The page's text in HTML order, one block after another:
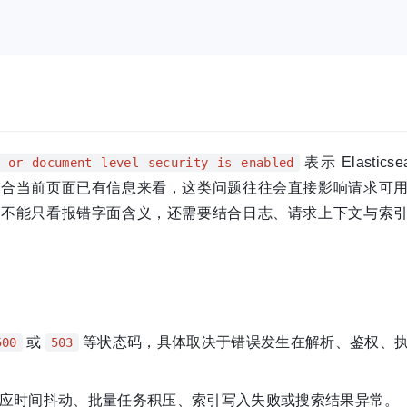
document level security is enabled
表示
当前页面已有信息来看，这类问题往往会直接影响请求可
能只看报错字面含义，还需要结合日志、请求上下文与索
或 503 等状态码，具体取决于错误发生在解析、鉴权、
时间抖动、批量任务积压、索引写入失败或搜索结果异常。